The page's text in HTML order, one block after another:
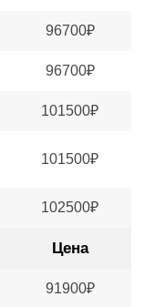
96700₽
96700₽
101500₽
101500₽
102500₽
Цена
91900₽